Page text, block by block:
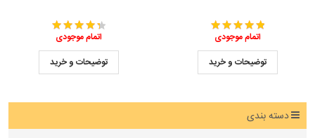
اتمام موجودی
توضیحات و خرید
اتمام موجودی
توضیحات و خرید
دسته بندی